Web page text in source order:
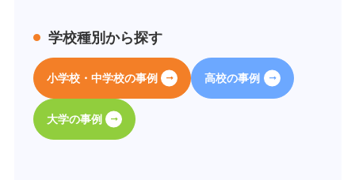
学校種別から探す
小学校・中学校の事例 高校の事例
大学の事例